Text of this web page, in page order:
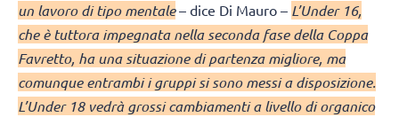
un lavoro di tipo mentale– dice Di Mauro – L’Under 16,
che è tuttora impegnata nella seconda fase della Coppa
Favretto, ha una situazione di partenza migliore, ma
comunque entrambi i gruppi si sono messi a disposizione.
L’Under 18 vedrà grossi cambiamenti a livello di organico